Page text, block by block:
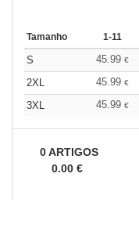
Tamanho 1-11
S 45.99 €
2XL
45.99 €
3XL
45.99 €
0ARTIGOS
0.00 €